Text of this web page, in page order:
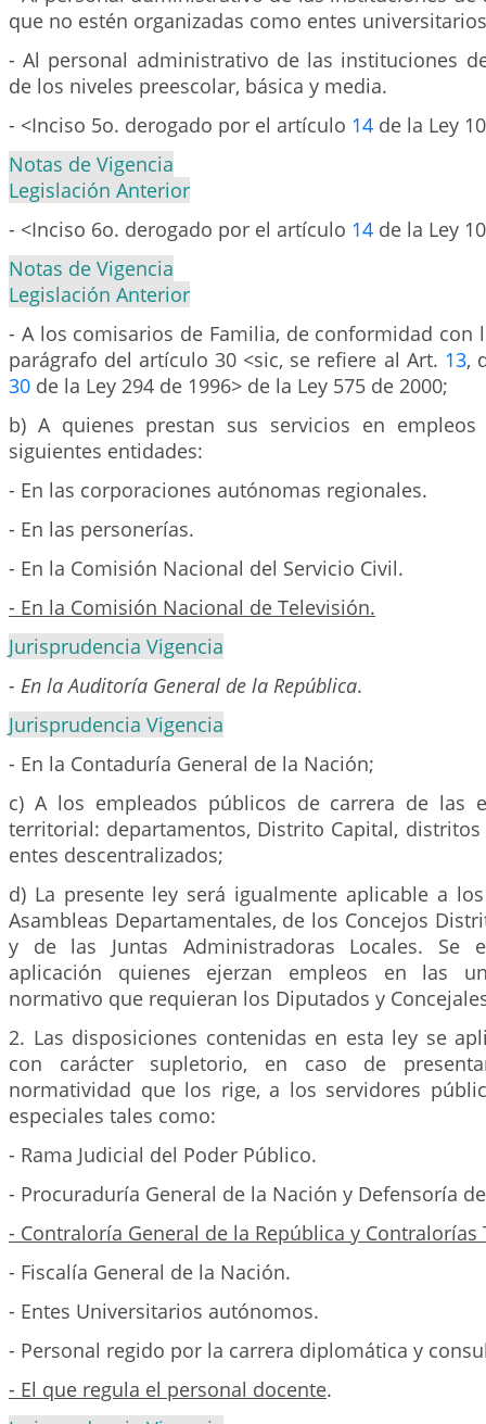
que no estén organizadas como entes
- Al personal administrativo de las instituciones
de los niveles preescolar, básica y media.
- <Inciso 5o. derogado por el artículo 14 de la Ley
Notas de Vigencia
Legislación Anterior
- <Inciso 6o. derogado por el artículo 14 de la Ley
Notas de Vigencia
Legislación Anterior
- A los comisarios de Familia, de conformidad con
parágrafo del artículo 30 <sic, se refiere al Art. 13,
30 de la Ley 294 de 1996> de la Ley 575 de 2000;
b) A quienes prestan sus servicios en
siguientes entidades:
- En las corporaciones autónomas regionales.
- En las personerías.
- En la Comisión Nacional del Servicio Civil.
- En la Comisión Nacional de Televisión.
Jurisprudencia Vigencia
- En la Auditoría General de la República.
Jurisprudencia Vigencia
- En la Contaduría General de la Nación;
c) A los empleados públicos de carrera de las
territorial: departamentos, Distrito Capital,
entes descentralizados;
d) La presente ley será igualmente aplicable a
Asambleas Departamentales, de los Concejos
y de las Juntas Administradoras Locales. Se
aplicación quienes ejerzan empleos en las
normativo que requieran los Diputados y
2. Las disposiciones contenidas en esta ley se
con carácter supletorio, en caso de
normatividad que los rige, a los servidores
especiales tales como:
- Rama Judicial del Poder Público.
- Procuraduría General de la Nación y Defensoría
- Contraloría General de la República y
- Fiscalía General de la Nación.
- Entes Universitarios autónomos.
- Personal regido por la carrera diplomática y
- El que regula el personal docente.